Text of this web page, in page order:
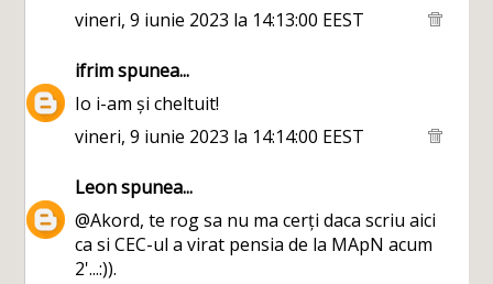
vineri, 9 iunie 2023 la 14:13:00 EEST
ifrimspunea...
Io i-am și cheltuit!
vineri, 9 iunie 2023 la 14:14:00 EEST
Leonspunea...
@Akord, te rog sa nu ma cerți daca scriu aici
ca si CEC-ul a virat pensia de la MApN acum
2'...:)).